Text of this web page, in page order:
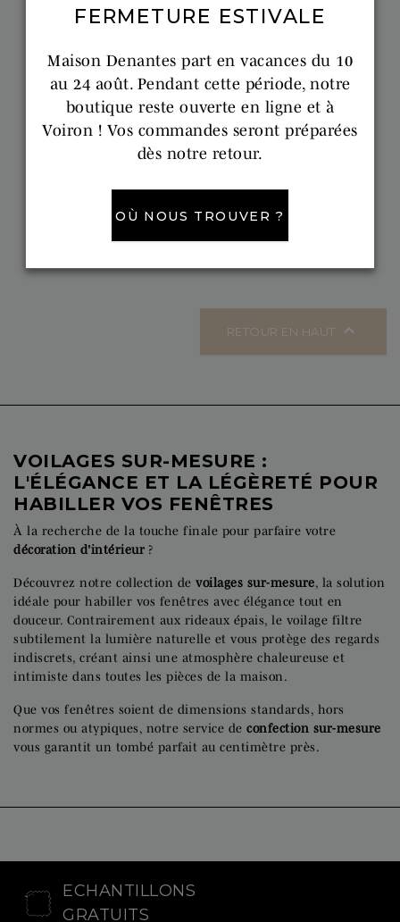
01 DOVE02 SILVER
03 FLINT04 GARGOYLE
05 ONYX

 
A partir de : 97,99 €
RETOUR EN HAUT 
VOILAGES SUR-MESURE :
L'ÉLÉGANCE ET LA LÉGÈRETÉ POUR
HABILLER VOS FENÊTRES
À la recherche de la touche finale pour parfaire votre
décoration d'intérieur ?
Découvrez notre collection de voilages sur-mesure, la solution
idéale pour habiller vos fenêtres avec élégance tout en
douceur. Contrairement aux rideaux épais, le voilage filtre
subtilement la lumière naturelle et vous protège des regards
indiscrets, créant ainsi une atmosphère chaleureuse et
intimiste dans toutes les pièces de la maison.
Que vos fenêtres soient de dimensions standards, hors
normes ou atypiques, notre service de confection sur-mesure
vous garantit un tombé parfait au centimètre près.
ECHANTILLONS
GRATUITS
FERMETURE ESTIVALE
Maison Denantes part en vacances du 10
au 24 août. Pendant cette période, notre
boutique reste ouverte en ligne et à
Voiron ! Vos commandes seront préparées
dès notre retour.
OÙ NOUS TROUVER ?